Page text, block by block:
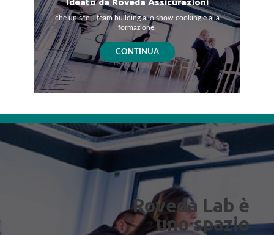
che unisce il team building allo show-cooking e alla
formazione.
CONTINUA
Roveda Lab è
uno spazio